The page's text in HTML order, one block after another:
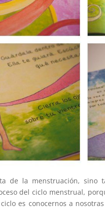
de la menstruación, sino
del ciclo menstrual,
es conocernos a